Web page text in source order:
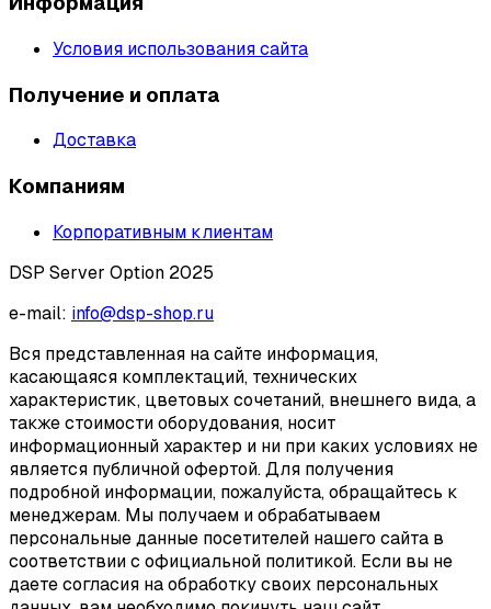
Условия использования сайта
Получение и оплата
Доставка
Компаниям
Корпоративным клиентам
DSP Server Option 2025
e-mail: info@dsp-shop.ru
Вся представленная на сайте информация,
касающаяся комплектаций, технических
характеристик, цветовых сочетаний, внешнего вида, а
также стоимости оборудования, носит
информационный характер и ни при каких условиях не
является публичной офертой. Для получения
подробной информации, пожалуйста, обращайтесь к
менеджерам. Мы получаем и обрабатываем
персональные данные посетителей нашего сайта в
соответствии с официальной политикой. Если вы не
даете согласия на обработку своих персональных